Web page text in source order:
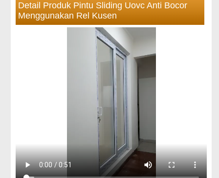
Detail Produk Pintu Sliding Uovc Anti Bocor
Menggunakan Rel Kusen